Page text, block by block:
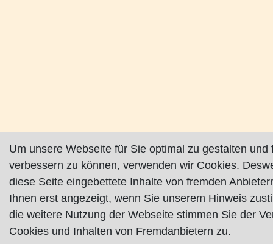
Um unsere Webseite für Sie optimal zu gestalten und
verbessern zu können, verwenden wir Cookies.
diese Seite eingebettete Inhalte von fremden
Ihnen erst angezeigt, wenn Sie unserem Hinweis
die weitere Nutzung der Webseite stimmen Sie der
Cookies und Inhalten von Fremdanbietern zu.